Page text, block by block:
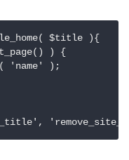
$title ){
) {
'name' );